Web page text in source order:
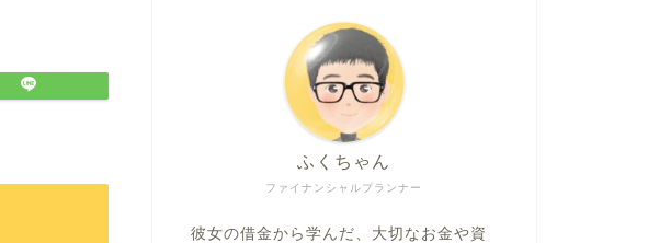
ファイナンシャルプランナー
ふくちゃん
彼女の借金から学んだ、大切なお金や資